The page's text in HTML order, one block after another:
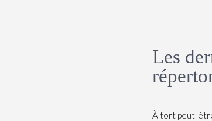
Les
À tort peut-